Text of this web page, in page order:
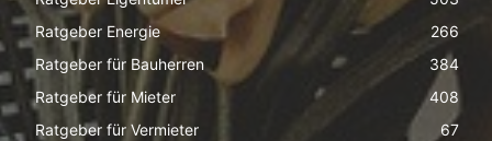
Ratgeber Energie
266
Ratgeber für Bauherren
384
Ratgeber für Mieter
408
Ratgeber für Vermieter
67